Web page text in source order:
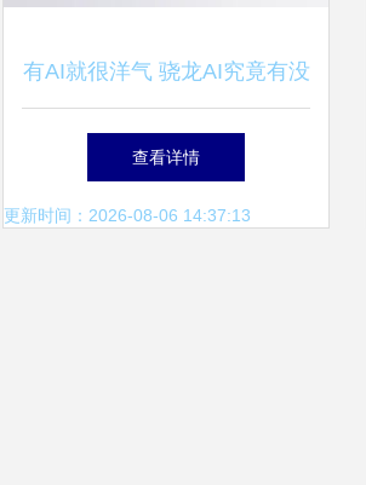
有AI就很洋气 骁龙AI究竟有没
有提升？看完你就知道
查看详情
更新时间：2026-08-06 14:37:13